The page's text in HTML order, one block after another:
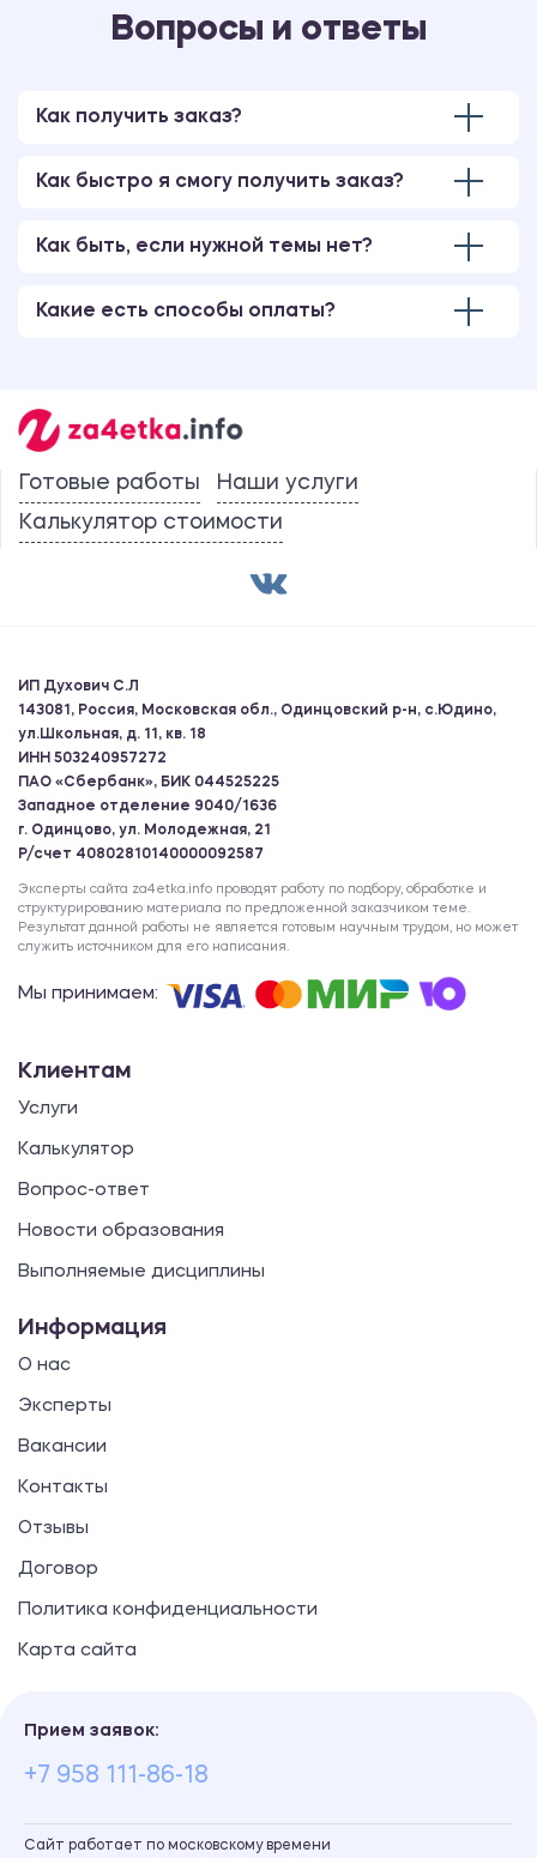
Вопросы и ответы
Как получить заказ?
Как быстро я смогу получить заказ?
Как быть, если нужной темы нет?
Какие есть способы оплаты?
Готовые работы
Наши услуги
Калькулятор стоимости
ИП Духович С.Л
143081, Россия, Московская обл., Одинцовский р-н, с.Юдино,
ул.Школьная, д. 11, кв. 18
ИНН 503240957272
ПАО «Сбербанк», БИК 044525225
Западное отделение 9040/1636
г. Одинцово, ул. Молодежная, 21
Р/счет 40802810140000092587
Эксперты сайта za4etka.info проводят работу по подбору, обработке и
структурированию материала по предложенной заказчиком теме.
Результат данной работы не является готовым научным трудом, но может
служить источником для его написания.
Мы принимаем:
Клиентам
Услуги
Калькулятор
Вопрос-ответ
Новости образования
Выполняемые дисциплины
Информация
О нас
Эксперты
Вакансии
Контакты
Отзывы
Договор
Политика конфиденциальности
Карта сайта
Прием заявок:
+7 958 111-86-18
Сайт работает по московскому времени